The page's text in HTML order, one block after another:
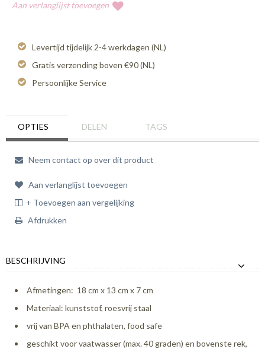
Aan verlanglijst toevoegen
Levertijd tijdelijk 2-4 werkdagen (NL)
Gratis verzending boven €90 (NL)
Persoonlijke Service
OPTIES DELEN TAGS
Neem contact op over dit product
Aan verlanglijst toevoegen
+ Toevoegen aan vergelijking
Afdrukken
BESCHRIJVING
Afmetingen: 18 cm x 13 cm x 7 cm
Materiaal: kunststof, roesvrij staal
vrij van BPA en phthalaten, food safe
geschikt voor vaatwasser (max. 40 graden) en bovenste rek,